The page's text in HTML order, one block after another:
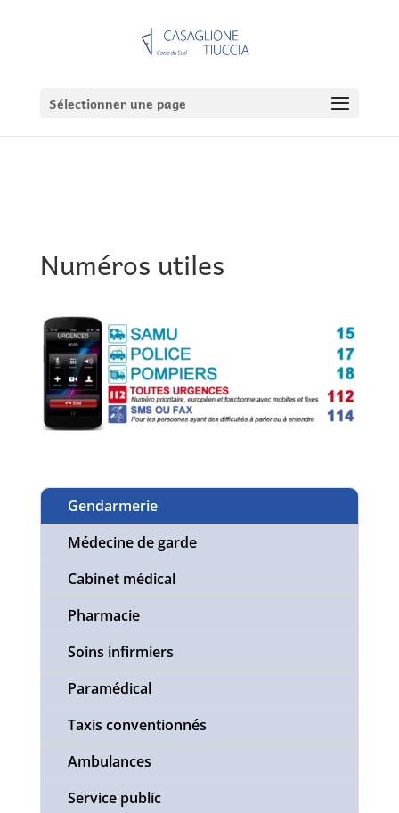
Sélectionner une page
Numéros utiles
Gendarmerie
Médecine de garde
Cabinet médical
Pharmacie
Soins infirmiers
Paramédical
Taxis conventionnés
Ambulances
Service public